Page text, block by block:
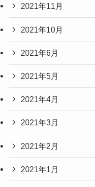
2021年11月
2021年10月
2021年6月
2021年5月
2021年4月
2021年3月
2021年2月
2021年1月